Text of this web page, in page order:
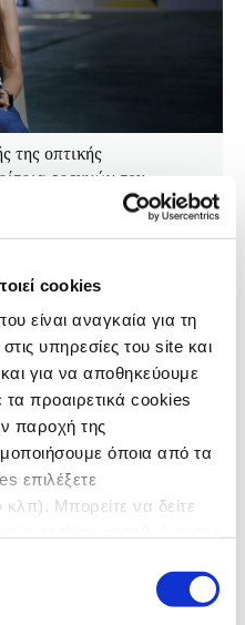
cookies
είναι αναγκαία για τη
υπηρεσίες του site και
για να αποθηκεύουμε
τα προαιρετικά cookies
παροχή της
όποια από τα
επιλέξετε
κλπ). Μπορείτε να δείτε
της οπτικής
ερευνών του
τη διάρκεια του Διεθνούς
την κάλυψη του πολέμου
– Οι
στη
περιπτώσεις νεκρών
σε κάθε χώρα.
αιματηρός εμφύλιος
Το Πακιστάν δεν είχε
2021, ωστόσο η
η έκθεση της